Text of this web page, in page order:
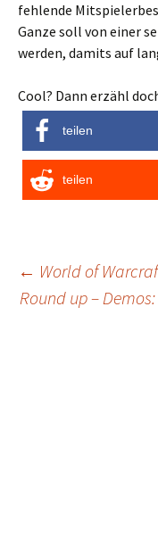
fehlende
Ganze soll von einer
werden, damits auf
Cool? Dann erzähl
teilen
teilen
Post
← World of
Round up –